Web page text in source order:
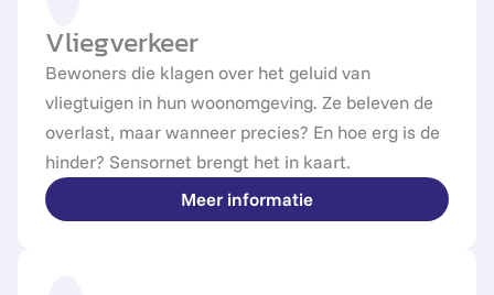
Vliegverkeer
Bewoners die klagen over het geluid van
vliegtuigen in hun woonomgeving. Ze beleven de
overlast, maar wanneer precies? En hoe erg is de
hinder? Sensornet brengt het in kaart.
Meer informatie